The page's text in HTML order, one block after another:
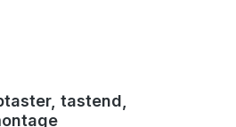
tastend,